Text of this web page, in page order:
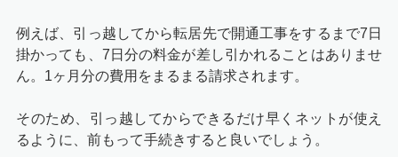
例えば、引っ越してから転居先で開通工事をするまで7日
掛かっても、7日分の料金が差し引かれることはありませ
ん。1ヶ月分の費用をまるまる請求されます。
そのため、引っ越してからできるだけ早くネットが使え
るように、前もって手続きすると良いでしょう。